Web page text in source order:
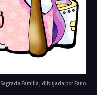
Sagrada Familia, dibujada por Fano